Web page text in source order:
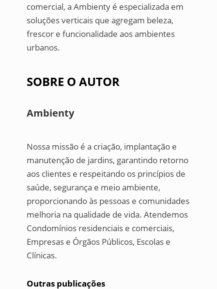
comercial, a Ambienty é especializada em
soluções verticais que agregam beleza,
frescor e funcionalidade aos ambientes
urbanos.
SOBRE O AUTOR
Ambienty
Nossa missão é a criação, implantação e
manutenção de jardins, garantindo retorno
aos clientes e respeitando os princípios de
saúde, segurança e meio ambiente,
proporcionando às pessoas e comunidades
melhoria na qualidade de vida. Atendemos
Condomínios residenciais e comerciais,
Empresas e Órgãos Públicos, Escolas e
Clínicas.
Outras publicações